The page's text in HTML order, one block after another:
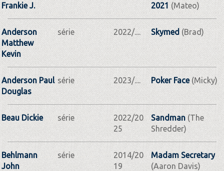
Frankie J.
2021 (Mateo)
Anderson
Matthew
Kevin
série 2022/.... Skymed (Brad)
Anderson Paul
Douglas
série 2023/.... Poker Face(Micky)
Beau Dickie série
2022/20
25
Sandman(The
Shredder)
Behlmann
John
série
2014/20
19
Madam Secretary
(Aaron Davis)